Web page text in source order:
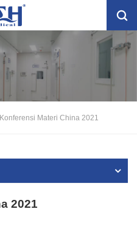
Konferensi Materi China 2021
2021